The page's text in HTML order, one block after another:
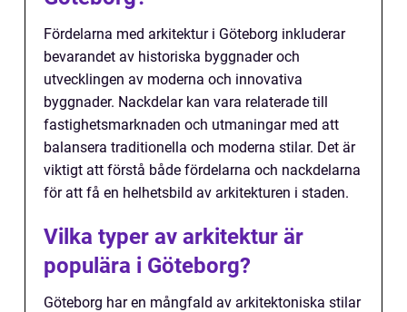
Fördelarna med arkitektur i Göteborg inkluderar
bevarandet av historiska byggnader och
utvecklingen av moderna och innovativa
byggnader. Nackdelar kan vara relaterade till
fastighetsmarknaden och utmaningar med att
balansera traditionella och moderna stilar. Det är
viktigt att förstå både fördelarna och nackdelarna
för att få en helhetsbild av arkitekturen i staden.
Vilka typer av arkitektur är
populära i Göteborg?
Göteborg har en mångfald av arkitektoniska stilar